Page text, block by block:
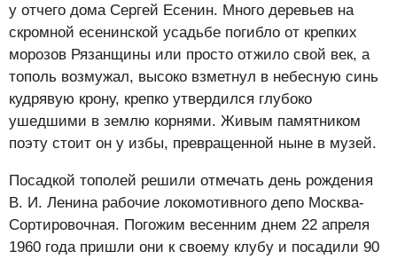
у отчего дома Сергей Есенин. Много деревьев на
скромной есенинской усадьбе погибло от крепких
морозов Рязанщины или просто отжило свой век, а
тополь возмужал, высоко взметнул в небесную синь
кудрявую крону, крепко утвердился глубоко
ушедшими в землю корнями. Живым памятником
поэту стоит он у избы, превращенной ныне в музей.
Посадкой тополей решили отмечать день рождения
В. И. Ленина рабочие локомотивного депо Москва-
Сортировочная. Погожим весенним днем 22 апреля
1960 года пришли они к своему клубу и посадили 90